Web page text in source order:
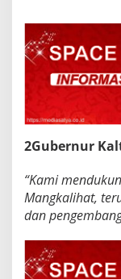
2Gubernur
“Kami
Mangkalihat,
dan